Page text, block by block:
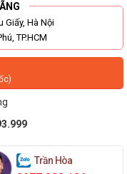
Giấy, Hà Nội
TP.HCM
Trần Hòa